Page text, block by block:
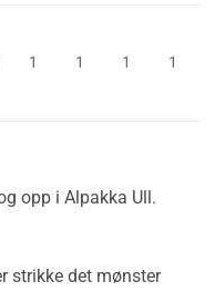
1 1 1 1
opp i Alpakka Ull.
strikke det mønster